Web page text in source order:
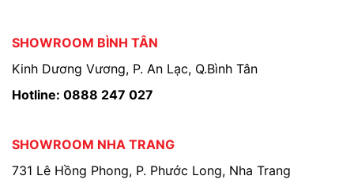
SHOWROOM BÌNH TÂN
Kinh Dương Vương, P. An Lạc, Q.Bình Tân
Hotline: 0888 247 027
SHOWROOM NHA TRANG
731 Lê Hồng Phong, P. Phước Long, Nha Trang